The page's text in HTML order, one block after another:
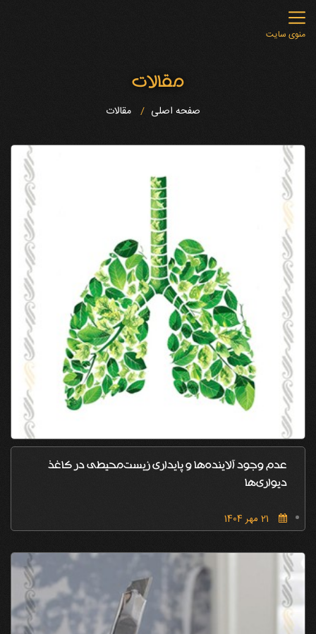
منوی سایت
مقالات
صفحه اصلی
مقالات
عدم وجود آلاینده‌ها و پایداری زیست‌محیطی در کاغذ
دیواری‌ها